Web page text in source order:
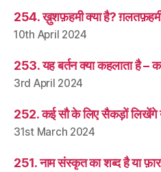
254. ख़ुशफ़हमी क्या है?
10th April 2024
253. यह बर्तन क्या कहलाता है –
3rd April 2024
252. कई सौ के लिए सैकड़ों लिखेंगे
31st March 2024
251. नाम संस्कृत का शब्द है या